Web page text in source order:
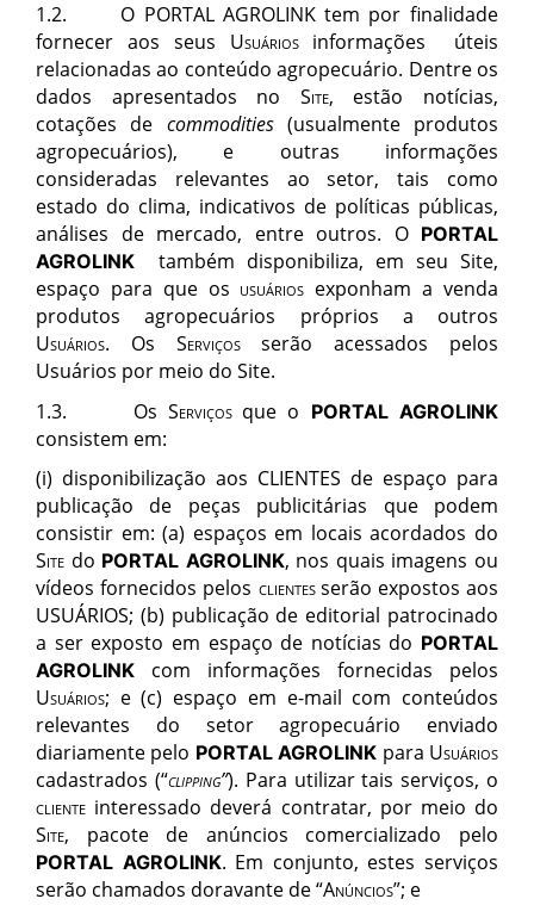
1.2. O PORTAL AGROLINK tem por finalidade
fornecer aos seus Usuários informações úteis
relacionadas ao conteúdo agropecuário. Dentre os
dados apresentados no Site, estão notícias,
cotações de commodities (usualmente produtos
agropecuários), e outras informações
consideradas relevantes ao setor, tais como
estado do clima, indicativos de políticas públicas,
análises de mercado, entre outros. O PORTAL
AGROLINK
também disponibiliza, em seu Site,
espaço para que os usuários exponham a venda
produtos agropecuários próprios a outros
Usuários. Os Serviçosserão acessados pelos
Usuários por meio do Site.
1.3. Os Serviços que o PORTAL AGROLINK
consistem em:
(i) disponibilização aos CLIENTES de espaço para
publicação de peças publicitárias que podem
consistir em: (a) espaços em locais acordados do
Site do PORTAL AGROLINK, nos quais imagens ou
vídeos fornecidos pelos clientes serão expostos aos
USUÁRIOS; (b) publicação de editorial patrocinado
a ser exposto em espaço de notícias do PORTAL
AGROLINK com informações fornecidas pelos
Usuários; e (c) espaço em e-mail com conteúdos
relevantes do setor agropecuário enviado
diariamente pelo PORTAL AGROLINK para Usuários
cadastrados (“clipping”). Para utilizar tais serviços, o
cliente interessado deverá contratar, por meio do
Site, pacote de anúncios comercializado pelo
PORTAL AGROLINK. Em conjunto, estes serviços
serão chamados doravante de “Anúncios”; e